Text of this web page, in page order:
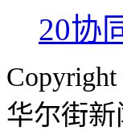
20协
Copyright
华尔街